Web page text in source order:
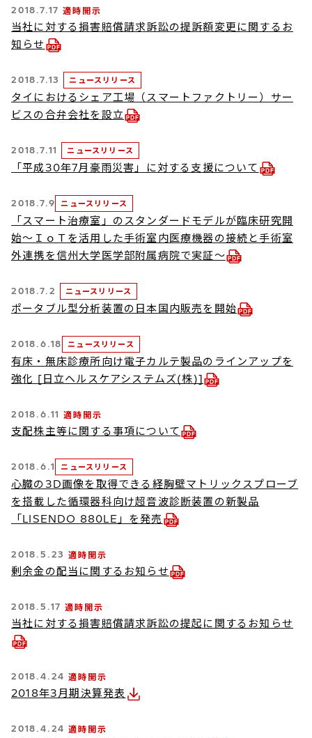
2018.7.17 適時開示
当社に対する損害賠償請求訴訟の提訴額変更に関するお
知らせ
2018.7.13 ニュースリリース
タイにおけるシェア工場（スマートファクトリー）サー
ビスの合弁会社を設立
2018.7.11 ニュースリリース
「平成30年7月豪雨災害」に対する支援について
2018.7.9 ニュースリリース
「スマート治療室」のスタンダードモデルが臨床研究開
始～ＩｏＴを活用した手術室内医療機器の接続と手術室
外連携を信州大学医学部附属病院で実証～
2018.7.2 ニュースリリース
ポータブル型分析装置の日本国内販売を開始
2018.6.18 ニュースリリース
有床・無床診療所向け電子カルテ製品のラインアップを
強化 [日立ヘルスケアシステムズ(株)]
2018.6.11 適時開示
支配株主等に関する事項について
2018.6.1 ニュースリリース
心臓の3D画像を取得できる経胸壁マトリックスプローブ
を搭載した循環器科向け超音波診断装置の新製品
「LISENDO 880LE」を発売
2018.5.23 適時開示
剰余金の配当に関するお知らせ
2018.5.17 適時開示
当社に対する損害賠償請求訴訟の提起に関するお知らせ
2018.4.24 適時開示
2018年3月期決算発表
2018.4.24 適時開示